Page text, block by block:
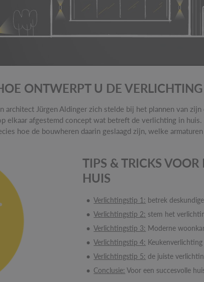
ONTWERPT U DE
architect Jürgen Aldinger zich stelde bij het plannen van
elkaar afgestemd concept wat betreft de verlichting in
hoe de bouwheren daarin geslaagd zijn, welke
TIPS & TRICKS
HUIS
Verlichtingstip 1: betrek
Verlichtingstip 2: stem het
Verlichtingstip 3: Moderne
Verlichtingstip 4:
Verlichtingstip 5: de juiste
Conclusie: Voor een succesvolle